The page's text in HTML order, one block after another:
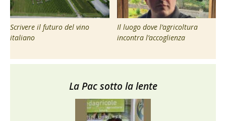
Scrivere il futuro del vino
italiano
Il luogo dove l’agricoltura
incontra l’accoglienza
La Pac sotto la lente